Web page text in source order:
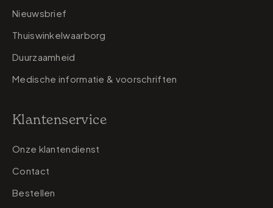
Nieuwsbrief
Thuiswinkelwaarborg
Duurzaamheid
Medische informatie & voorschriften
Klantenservice
Onze klantendienst
Contact
Bestellen